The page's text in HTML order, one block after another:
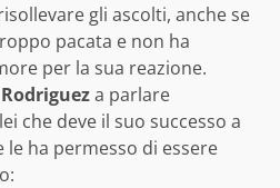
gli ascolti, anche se
pacata e non ha
per la sua reazione.
a parlare
che deve il suo successo a
le ha permesso di essere